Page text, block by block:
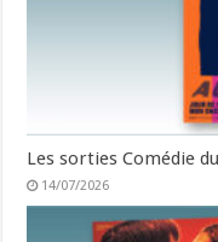
Les sorties Comédie
14/07/2026